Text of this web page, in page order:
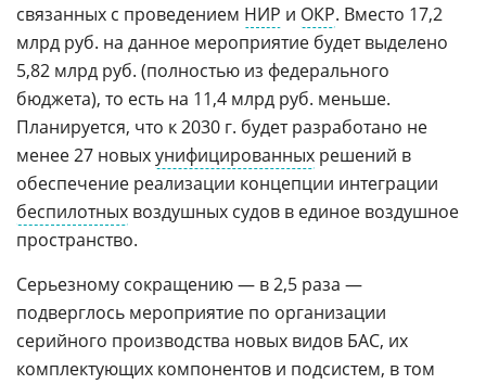
связанных с проведением НИР и ОКР. Вместо 17,2
млрд руб. на данное мероприятие будет выделено
5,82 млрд руб. (полностью из федерального
бюджета), то есть на 11,4 млрд руб. меньше.
Планируется, что к 2030 г. будет разработано не
менее 27 новыхунифицированных решений в
обеспечение реализации концепции интеграции
беспилотных воздушных судов в единое воздушное
пространство.
Серьезному сокращению — в 2,5 раза —
подверглось мероприятие по организации
серийного производства новых видов БАС, их
комплектующих компонентов и подсистем, в том